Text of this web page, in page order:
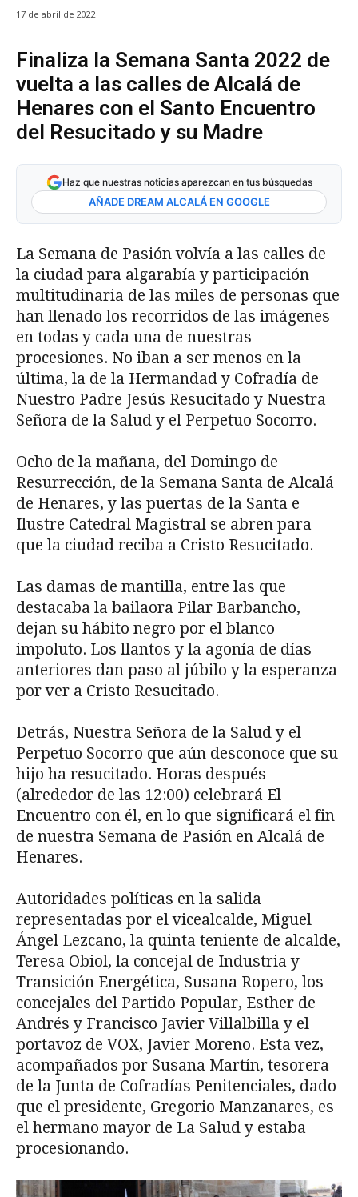
17 de abril de 2022
Finaliza la Semana Santa 2022 de
vuelta a las calles de Alcalá de
Henares con el Santo Encuentro
del Resucitado y su Madre
Haz que nuestras noticias aparezcan en tus búsquedas
AÑADE DREAM ALCALÁ EN GOOGLE
La Semana de Pasión volvía a las calles de
la ciudad para algarabía y participación
multitudinaria de las miles de personas que
han llenado los recorridos de las imágenes
en todas y cada una de nuestras
procesiones. No iban a ser menos en la
última, la de la Hermandad y Cofradía de
Nuestro Padre Jesús Resucitado y Nuestra
Señora de la Salud y el Perpetuo Socorro.
Ocho de la mañana, del Domingo de
Resurrección, de la Semana Santa de Alcalá
de Henares, y las puertas de la Santa e
Ilustre Catedral Magistral se abren para
que la ciudad reciba a Cristo Resucitado.
Las damas de mantilla, entre las que
destacaba la bailaora Pilar Barbancho,
dejan su hábito negro por el blanco
impoluto. Los llantos y la agonía de días
anteriores dan paso al júbilo y la esperanza
por ver a Cristo Resucitado.
Detrás, Nuestra Señora de la Salud y el
Perpetuo Socorro que aún desconoce que su
hijo ha resucitado. Horas después
(alrededor de las 12:00) celebrará El
Encuentro con él, en lo que significará el fin
de nuestra Semana de Pasión en Alcalá de
Henares.
Autoridades políticas en la salida
representadas por el vicealcalde, Miguel
Ángel Lezcano, la quinta teniente de alcalde,
Teresa Obiol, la concejal de Industria y
Transición Energética, Susana Ropero, los
concejales del Partido Popular, Esther de
Andrés y Francisco Javier Villalbilla y el
portavoz de VOX, Javier Moreno. Esta vez,
acompañados por Susana Martín, tesorera
de la Junta de Cofradías Penitenciales, dado
que el presidente, Gregorio Manzanares, es
el hermano mayor de La Salud y estaba
procesionando.